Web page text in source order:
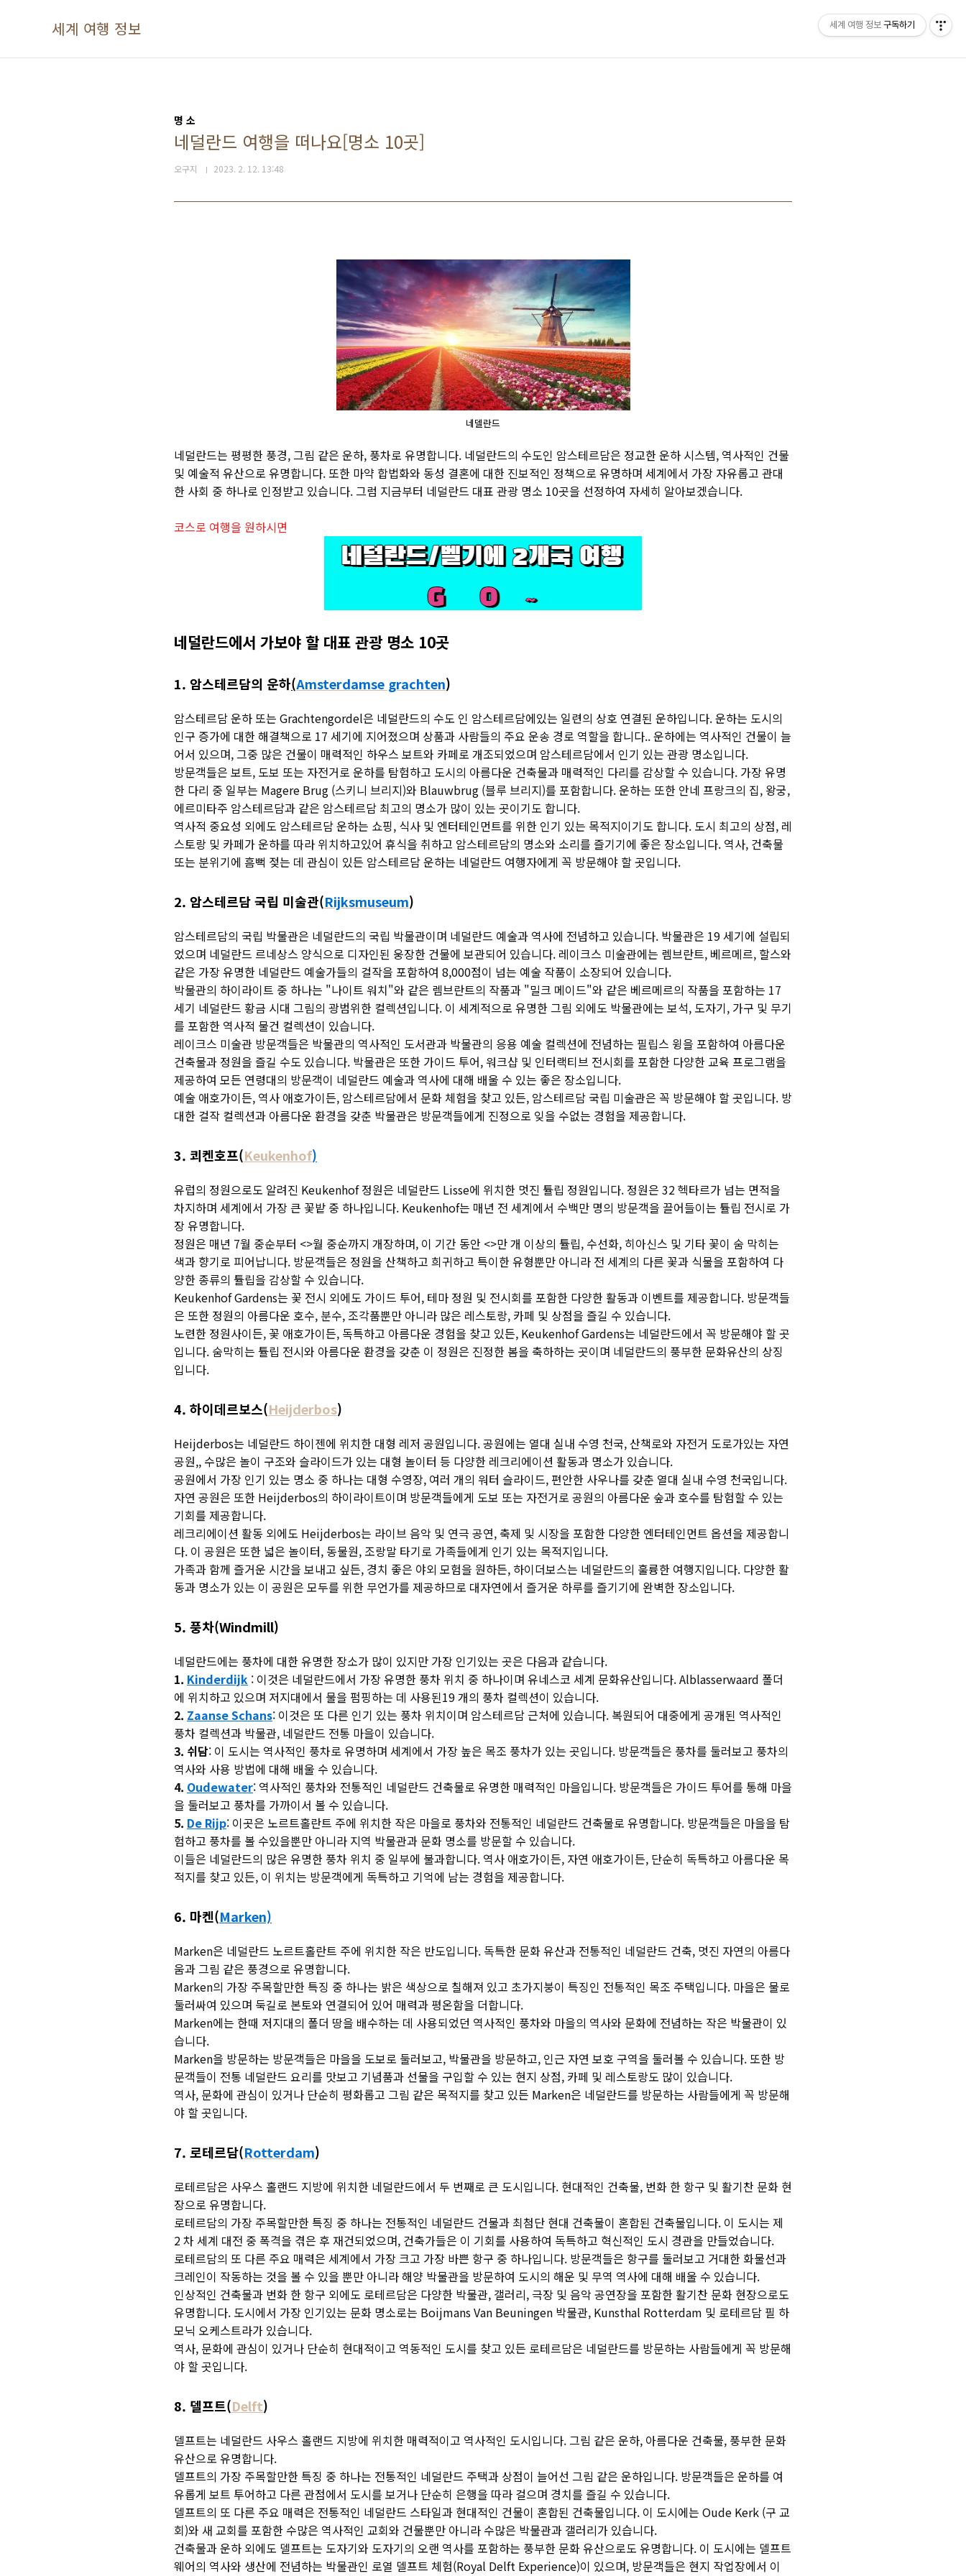
세계 여행 정보 홈 태그
명 소
네덜란드 여행을 떠나요[명소 10곳]
오구지 2023. 2. 12. 13:48
네델란드
네덜란드는 평평한 풍경, 그림 같은 운하, 풍차로 유명합니다. 네덜란드의 수도인 암스테르담은 정교한 운하 시스템, 역사적인 건물
및 예술적 유산으로 유명합니다. 또한 마약 합법화와 동성 결혼에 대한 진보적인 정책으로 유명하며 세계에서 가장 자유롭고 관대
한 사회 중 하나로 인정받고 있습니다. 그럼 지금부터 네덜란드 대표 관광 명소 10곳을 선정하여 자세히 알아보겠습니다.
코스로 여행을 원하시면
네덜란드에서 가보야 할 대표 관광 명소 10곳
1. 암스테르담의 운하(Amsterdamse grachten)
암스테르담 운하 또는 Grachtengordel은 네덜란드의 수도 인 암스테르담에있는 일련의 상호 연결된 운하입니다. 운하는 도시의
인구 증가에 대한 해결책으로 17 세기에 지어졌으며 상품과 사람들의 주요 운송 경로 역할을 합니다.. 운하에는 역사적인 건물이 늘
어서 있으며, 그중 많은 건물이 매력적인 하우스 보트와 카페로 개조되었으며 암스테르담에서 인기 있는 관광 명소입니다.
방문객들은 보트, 도보 또는 자전거로 운하를 탐험하고 도시의 아름다운 건축물과 매력적인 다리를 감상할 수 있습니다. 가장 유명
한 다리 중 일부는 Magere Brug (스키니 브리지)와 Blauwbrug (블루 브리지)를 포함합니다. 운하는 또한 안네 프랑크의 집, 왕궁,
에르미타주 암스테르담과 같은 암스테르담 최고의 명소가 많이 있는 곳이기도 합니다.
역사적 중요성 외에도 암스테르담 운하는 쇼핑, 식사 및 엔터테인먼트를 위한 인기 있는 목적지이기도 합니다. 도시 최고의 상점, 레
스토랑 및 카페가 운하를 따라 위치하고있어 휴식을 취하고 암스테르담의 명소와 소리를 즐기기에 좋은 장소입니다. 역사, 건축물
또는 분위기에 흠뻑 젖는 데 관심이 있든 암스테르담 운하는 네덜란드 여행자에게 꼭 방문해야 할 곳입니다.
2. 암스테르담 국립 미술관(Rijksmuseum)
암스테르담의 국립 박물관은 네덜란드의 국립 박물관이며 네덜란드 예술과 역사에 전념하고 있습니다. 박물관은 19 세기에 설립되
었으며 네덜란드 르네상스 양식으로 디자인된 웅장한 건물에 보관되어 있습니다. 레이크스 미술관에는 렘브란트, 베르메르, 할스와
같은 가장 유명한 네덜란드 예술가들의 걸작을 포함하여 8,000점이 넘는 예술 작품이 소장되어 있습니다.
박물관의 하이라이트 중 하나는 "나이트 워치"와 같은 렘브란트의 작품과 "밀크 메이드"와 같은 베르메르의 작품을 포함하는 17
세기 네덜란드 황금 시대 그림의 광범위한 컬렉션입니다. 이 세계적으로 유명한 그림 외에도 박물관에는 보석, 도자기, 가구 및 무기
를 포함한 역사적 물건 컬렉션이 있습니다.
레이크스 미술관 방문객들은 박물관의 역사적인 도서관과 박물관의 응용 예술 컬렉션에 전념하는 필립스 윙을 포함하여 아름다운
건축물과 정원을 즐길 수도 있습니다. 박물관은 또한 가이드 투어, 워크샵 및 인터랙티브 전시회를 포함한 다양한 교육 프로그램을
제공하여 모든 연령대의 방문객이 네덜란드 예술과 역사에 대해 배울 수 있는 좋은 장소입니다.
예술 애호가이든, 역사 애호가이든, 암스테르담에서 문화 체험을 찾고 있든, 암스테르담 국립 미술관은 꼭 방문해야 할 곳입니다. 방
대한 걸작 컬렉션과 아름다운 환경을 갖춘 박물관은 방문객들에게 진정으로 잊을 수없는 경험을 제공합니다.
3. 쾨켄호프(Keukenhof)
유럽의 정원으로도 알려진 Keukenhof 정원은 네덜란드 Lisse에 위치한 멋진 튤립 정원입니다. 정원은 32 헥타르가 넘는 면적을
차지하며 세계에서 가장 큰 꽃밭 중 하나입니다. Keukenhof는 매년 전 세계에서 수백만 명의 방문객을 끌어들이는 튤립 전시로 가
장 유명합니다.
정원은 매년 7월 중순부터 <>월 중순까지 개장하며, 이 기간 동안 <>만 개 이상의 튤립, 수선화, 히아신스 및 기타 꽃이 숨 막히는
색과 향기로 피어납니다. 방문객들은 정원을 산책하고 희귀하고 특이한 유형뿐만 아니라 전 세계의 다른 꽃과 식물을 포함하여 다
양한 종류의 튤립을 감상할 수 있습니다.
Keukenhof Gardens는 꽃 전시 외에도 가이드 투어, 테마 정원 및 전시회를 포함한 다양한 활동과 이벤트를 제공합니다. 방문객들
은 또한 정원의 아름다운 호수, 분수, 조각품뿐만 아니라 많은 레스토랑, 카페 및 상점을 즐길 수 있습니다.
노련한 정원사이든, 꽃 애호가이든, 독특하고 아름다운 경험을 찾고 있든, Keukenhof Gardens는 네덜란드에서 꼭 방문해야 할 곳
입니다. 숨막히는 튤립 전시와 아름다운 환경을 갖춘 이 정원은 진정한 봄을 축하하는 곳이며 네덜란드의 풍부한 문화유산의 상징
입니다.
4. 하이데르보스(Heijderbos)
Heijderbos는 네덜란드 하이젠에 위치한 대형 레저 공원입니다. 공원에는 열대 실내 수영 천국, 산책로와 자전거 도로가있는 자연
공원,, 수많은 놀이 구조와 슬라이드가 있는 대형 놀이터 등 다양한 레크리에이션 활동과 명소가 있습니다.
공원에서 가장 인기 있는 명소 중 하나는 대형 수영장, 여러 개의 워터 슬라이드, 편안한 사우나를 갖춘 열대 실내 수영 천국입니다.
자연 공원은 또한 Heijderbos의 하이라이트이며 방문객들에게 도보 또는 자전거로 공원의 아름다운 숲과 호수를 탐험할 수 있는
기회를 제공합니다.
레크리에이션 활동 외에도 Heijderbos는 라이브 음악 및 연극 공연, 축제 및 시장을 포함한 다양한 엔터테인먼트 옵션을 제공합니
다. 이 공원은 또한 넓은 놀이터, 동물원, 조랑말 타기로 가족들에게 인기 있는 목적지입니다.
가족과 함께 즐거운 시간을 보내고 싶든, 경치 좋은 야외 모험을 원하든, 하이더보스는 네덜란드의 훌륭한 여행지입니다. 다양한 활
동과 명소가 있는 이 공원은 모두를 위한 무언가를 제공하므로 대자연에서 즐거운 하루를 즐기기에 완벽한 장소입니다.
5. 풍차(Windmill)
네덜란드에는 풍차에 대한 유명한 장소가 많이 있지만 가장 인기있는 곳은 다음과 같습니다.
1. Kinderdijk : 이것은 네덜란드에서 가장 유명한 풍차 위치 중 하나이며 유네스코 세계 문화유산입니다. Alblasserwaard 폴더
에 위치하고 있으며 저지대에서 물을 펌핑하는 데 사용된19 개의 풍차 컬렉션이 있습니다.
2. Zaanse Schans: 이것은 또 다른 인기 있는 풍차 위치이며 암스테르담 근처에 있습니다. 복원되어 대중에게 공개된 역사적인
풍차 컬렉션과 박물관, 네덜란드 전통 마을이 있습니다.
3. 쉬담: 이 도시는 역사적인 풍차로 유명하며 세계에서 가장 높은 목조 풍차가 있는 곳입니다. 방문객들은 풍차를 둘러보고 풍차의
역사와 사용 방법에 대해 배울 수 있습니다.
4. Oudewater: 역사적인 풍차와 전통적인 네덜란드 건축물로 유명한 매력적인 마을입니다. 방문객들은 가이드 투어를 통해 마을
을 둘러보고 풍차를 가까이서 볼 수 있습니다.
5. De Rijp: 이곳은 노르트홀란트 주에 위치한 작은 마을로 풍차와 전통적인 네덜란드 건축물로 유명합니다. 방문객들은 마을을 탐
험하고 풍차를 볼 수있을뿐만 아니라 지역 박물관과 문화 명소를 방문할 수 있습니다.
이들은 네덜란드의 많은 유명한 풍차 위치 중 일부에 불과합니다. 역사 애호가이든, 자연 애호가이든, 단순히 독특하고 아름다운 목
적지를 찾고 있든, 이 위치는 방문객에게 독특하고 기억에 남는 경험을 제공합니다.
6. 마켄(Marken)
Marken은 네덜란드 노르트홀란트 주에 위치한 작은 반도입니다. 독특한 문화 유산과 전통적인 네덜란드 건축, 멋진 자연의 아름다
움과 그림 같은 풍경으로 유명합니다.
Marken의 가장 주목할만한 특징 중 하나는 밝은 색상으로 칠해져 있고 초가지붕이 특징인 전통적인 목조 주택입니다. 마을은 물로
둘러싸여 있으며 둑길로 본토와 연결되어 있어 매력과 평온함을 더합니다.
Marken에는 한때 저지대의 폴더 땅을 배수하는 데 사용되었던 역사적인 풍차와 마을의 역사와 문화에 전념하는 작은 박물관이 있
습니다.
Marken을 방문하는 방문객들은 마을을 도보로 둘러보고, 박물관을 방문하고, 인근 자연 보호 구역을 둘러볼 수 있습니다. 또한 방
문객들이 전통 네덜란드 요리를 맛보고 기념품과 선물을 구입할 수 있는 현지 상점, 카페 및 레스토랑도 많이 있습니다.
역사, 문화에 관심이 있거나 단순히 평화롭고 그림 같은 목적지를 찾고 있든 Marken은 네덜란드를 방문하는 사람들에게 꼭 방문해
야 할 곳입니다.
7. 로테르담(Rotterdam)
로테르담은 사우스 홀랜드 지방에 위치한 네덜란드에서 두 번째로 큰 도시입니다. 현대적인 건축물, 번화 한 항구 및 활기찬 문화 현
장으로 유명합니다.
로테르담의 가장 주목할만한 특징 중 하나는 전통적인 네덜란드 건물과 최첨단 현대 건축물이 혼합된 건축물입니다. 이 도시는 제
2 차 세계 대전 중 폭격을 겪은 후 재건되었으며, 건축가들은 이 기회를 사용하여 독특하고 혁신적인 도시 경관을 만들었습니다.
로테르담의 또 다른 주요 매력은 세계에서 가장 크고 가장 바쁜 항구 중 하나입니다. 방문객들은 항구를 둘러보고 거대한 화물선과
크레인이 작동하는 것을 볼 수 있을 뿐만 아니라 해양 박물관을 방문하여 도시의 해운 및 무역 역사에 대해 배울 수 있습니다.
인상적인 건축물과 번화 한 항구 외에도 로테르담은 다양한 박물관, 갤러리, 극장 및 음악 공연장을 포함한 활기찬 문화 현장으로도
유명합니다. 도시에서 가장 인기있는 문화 명소로는 Boijmans Van Beuningen 박물관, Kunsthal Rotterdam 및 로테르담 필 하
모닉 오케스트라가 있습니다.
역사, 문화에 관심이 있거나 단순히 현대적이고 역동적인 도시를 찾고 있든 로테르담은 네덜란드를 방문하는 사람들에게 꼭 방문해
야 할 곳입니다.
8. 델프트(Delft)
델프트는 네덜란드 사우스 홀랜드 지방에 위치한 매력적이고 역사적인 도시입니다. 그림 같은 운하, 아름다운 건축물, 풍부한 문화
유산으로 유명합니다.
델프트의 가장 주목할만한 특징 중 하나는 전통적인 네덜란드 주택과 상점이 늘어선 그림 같은 운하입니다. 방문객들은 운하를 여
유롭게 보트 투어하고 다른 관점에서 도시를 보거나 단순히 은행을 따라 걸으며 경치를 즐길 수 있습니다.
델프트의 또 다른 주요 매력은 전통적인 네덜란드 스타일과 현대적인 건물이 혼합된 건축물입니다. 이 도시에는 Oude Kerk (구 교
회)와 새 교회를 포함한 수많은 역사적인 교회와 건물뿐만 아니라 수많은 박물관과 갤러리가 있습니다.
건축물과 운하 외에도 델프트는 도자기와 도자기의 오랜 역사를 포함하는 풍부한 문화 유산으로도 유명합니다. 이 도시에는 델프트
웨어의 역사와 생산에 전념하는 박물관인 로열 델프트 체험(Royal Delft Experience)이 있으며, 방문객들은 현지 작업장에서 이
세계 여행 정보 구독하기